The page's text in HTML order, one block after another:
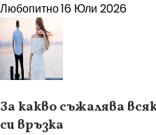
Любопитно16 Юли 2026
За какво съжалява
си връзка